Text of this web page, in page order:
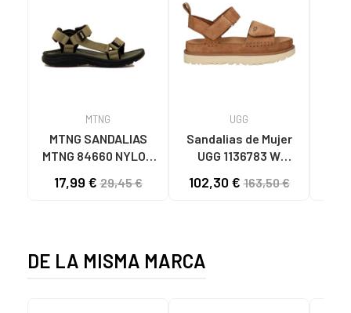
MTNG
MTNG SANDALIAS
MTNG 84660 NYLON
C59785 - - NYLON
17,99 €29,45 €
UGG
Sandalias de Mujer
UGG 1136783 W
CHESTNUT
102,30 €163,50 €
DE LA MISMA MARCA